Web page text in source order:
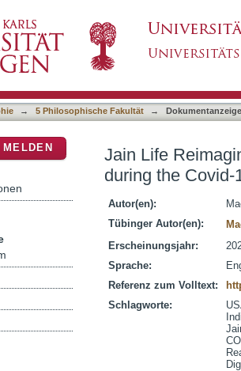
→ 5 Philosophische Fakultät → Dokumentanzeige
Jain Life
during the Covid-
Autor(en):
Tübinger Autor(en):
Erscheinungsjahr:
Sprache:
Referenz zum Volltext:
Schlagworte: